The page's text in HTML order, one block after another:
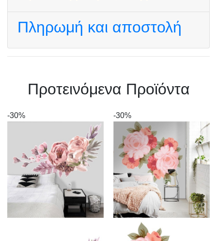
Πληρωμή και αποστολή
Πρoτεινόμενα Προϊόντα
-30% -30%